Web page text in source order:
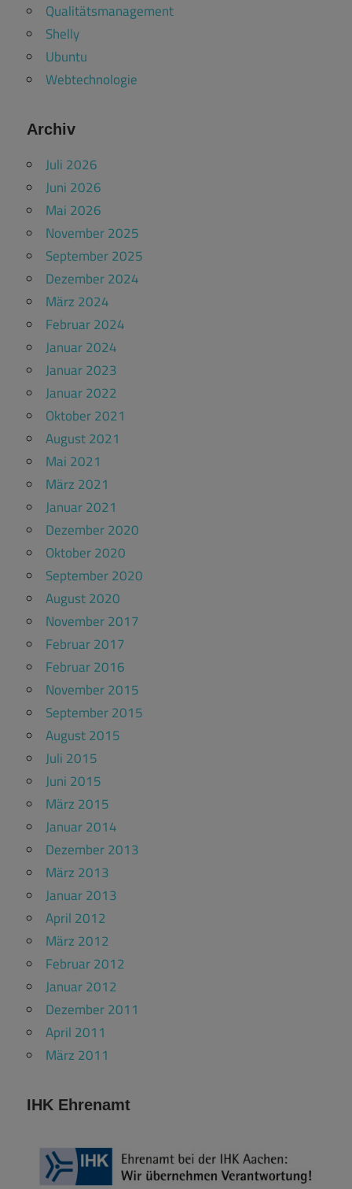
Qualitätsmanagement
Shelly
Ubuntu
Webtechnologie
Archiv
Juli 2026
Juni 2026
Mai 2026
November 2025
September 2025
Dezember 2024
März 2024
Februar 2024
Januar 2024
Januar 2023
Januar 2022
Oktober 2021
August 2021
Mai 2021
März 2021
Januar 2021
Dezember 2020
Oktober 2020
September 2020
August 2020
November 2017
Februar 2017
Februar 2016
November 2015
September 2015
August 2015
Juli 2015
Juni 2015
März 2015
Januar 2014
Dezember 2013
März 2013
Januar 2013
April 2012
März 2012
Februar 2012
Januar 2012
Dezember 2011
April 2011
März 2011
IHK Ehrenamt